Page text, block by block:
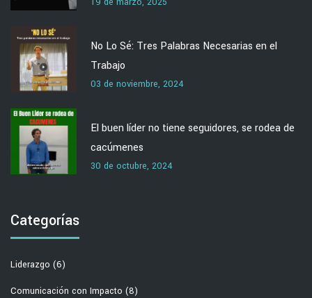
No Lo Sé: Tres Palabras Necesarias en el
Trabajo
03 de noviembre, 2024
El buen líder no tiene seguidores, se rodea de
cacúmenes
30 de octubre, 2024
Categorías
Liderazgo (6)
Comunicación con Impacto (8)